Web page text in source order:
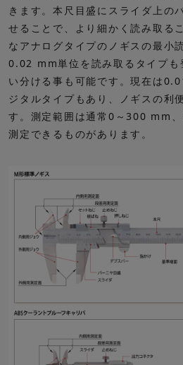
きます。本尺目盛にスライダ上の
せることで、より細かく読み取る
なアナログタイプのノギスの最小
0.02 mm単位を読み取るタイプも
い分ける事も可能です。現在は
ジタルタイプもあり、ノギスの利
す。測定範囲は通常0～300 mm
測定できるものがあります。